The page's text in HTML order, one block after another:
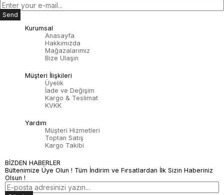
Send
Kurumsal
Anasayfa
Hakkımızda
Mağazalarımız
Bize Ulaşın
Müşteri İlişkileri
Üyelik
İade ve Değişim
Kargo & Teslimat
KVKK
Yardım
Müşteri Hizmetleri
Toptan Satış
Kargo Takibi
BİZDEN HABERLER
Bültenimize Üye Olun ! Tüm İndirim ve Fırsatlardan İlk Sizin Haberiniz
Olsun !